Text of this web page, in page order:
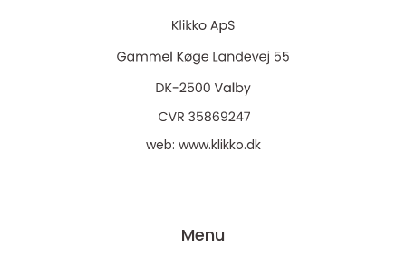
web: www.klikko.dk
Menu